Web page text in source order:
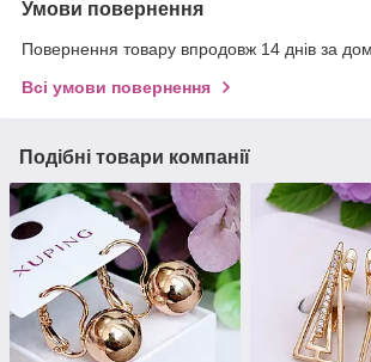
Умови повернення
Повернення товару впродовж 14 днів за
Всі умови повернення
Подібні товари компанії